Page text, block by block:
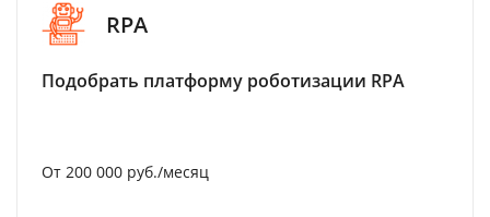
RPA
Подобрать платформу роботизации RPA
От 200 000 руб./месяц